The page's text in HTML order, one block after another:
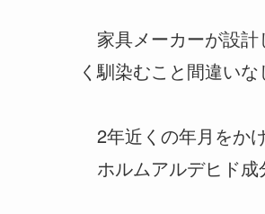
家具メーカーが設計
く馴染むこと間違いな
2年近くの年月をか
ホルムアルデヒド成